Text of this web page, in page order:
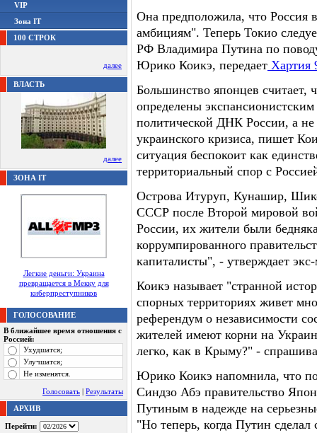
VIP
Зона IT
100 СТРОК
далее
ВЛАСТЬ
далее
ЗОНА IT
Легкие деньги: Украина
превращается в Мекку для
киберпреступников
ГОЛОСОВАНИЕ
В ближайшее время отношения с
Россией:
Ухудшатся;
Улучшатся;
Не изменятся.
Голосовать | Результаты
АРХИВ
Перейти:
Она предположила, что Россия
амбициям". Теперь Токио
РФ Владимира Путина по
Юрико Коикэ, передает Хартия
Большинство японцев считает,
определены
политической ДНК России, а
украинского кризиса, пишет
ситуация беспокоит как
территориальный спор с
Острова Итуруп, Кунашир,
СССР после Второй мировой
России, их жители были
коррумпированного
капиталисты", - утверждает
Коикэ называет "странной
спорных территориях живет
референдум о независимости
жителей имеют корни на
легко, как в Крыму?" -
Юрико Коикэ напомнила, что
Синдзо Абэ правительство
Путиным в надежде на
"Но теперь, когда Путин